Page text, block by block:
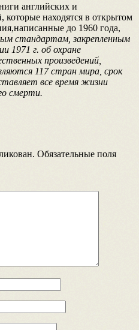
английских и
которые находятся в открытом
до 1960 года,
стандартам, закрепленным
1971 г. об охране
произведений,
117 стран мира, срок
все время жизни
смерти.
Обязательные поля